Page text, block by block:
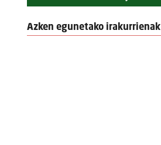
Azken egunetako irakurrienak